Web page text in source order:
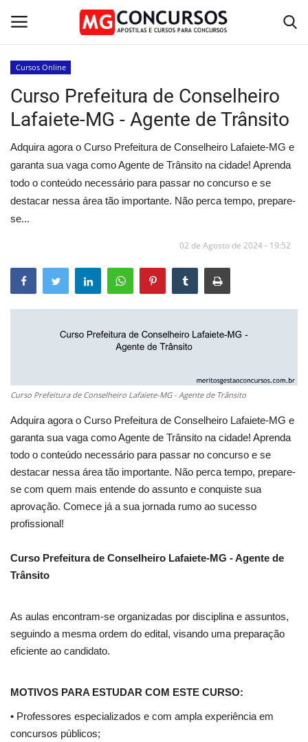
Home
Apostilas PDF
Apostila Impressa
Cursos Online
Cursos Online
Curso Prefeitura de Conselheiro
Lafaiete-MG - Agente de Trânsito
Adquira agora o Curso Prefeitura de Conselheiro Lafaiete-MG e
garanta sua vaga como Agente de Trânsito na cidade! Aprenda
todo o conteúdo necessário para passar no concurso e se
destacar nessa área tão importante. Não perca tempo, prepare-
se...
02 de Agosto de 2024 - 19:52
Curso Prefeitura de Conselheiro Lafaiete-MG - Agente de Trânsito
Adquira agora o Curso Prefeitura de Conselheiro Lafaiete-MG e
garanta sua vaga como Agente de Trânsito na cidade! Aprenda
todo o conteúdo necessário para passar no concurso e se
destacar nessa área tão importante. Não perca tempo, prepare-
se com quem mais entende do assunto e conquiste sua
aprovação. Comece já a sua jornada rumo ao sucesso
profissional!
Curso Prefeitura de Conselheiro Lafaiete-MG - Agente de
Trânsito
As aulas encontram-se organizadas por disciplina e assuntos,
seguindo a mesma ordem do edital, visando uma preparação
eficiente ao candidato.
MOTIVOS PARA ESTUDAR COM ESTE CURSO:
• Professores especializados e com ampla experiência em
concursos públicos;